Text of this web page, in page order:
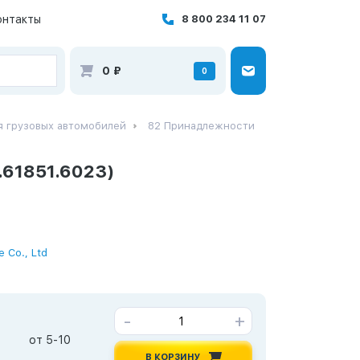
8 800 234 11 07
0 ₽ 0
грузовых автомобилей 82 Принадлежности
Co., Ltd
от 5-10
- +
В КОРЗИНУ